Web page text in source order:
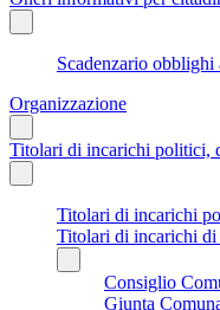
Scadenzario
Organizzazione
Titolari di incarichi politici,
Titolari di incarichi
Titolari di incarichi di
Consiglio
Giunta